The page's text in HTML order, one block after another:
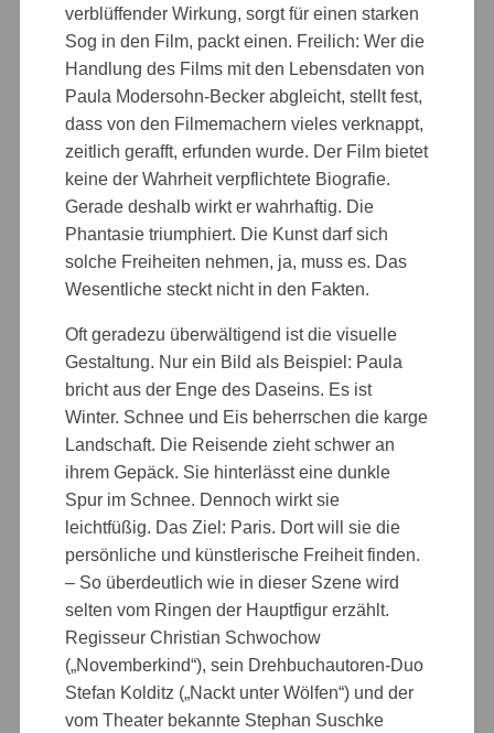
verblüffender Wirkung, sorgt für einen starken
Sog in den Film, packt einen. Freilich: Wer die
Handlung des Films mit den Lebensdaten von
Paula Modersohn-Becker abgleicht, stellt fest,
dass von den Filmemachern vieles verknappt,
zeitlich gerafft, erfunden wurde. Der Film bietet
keine der Wahrheit verpflichtete Biografie.
Gerade deshalb wirkt er wahrhaftig. Die
Phantasie triumphiert. Die Kunst darf sich
solche Freiheiten nehmen, ja, muss es. Das
Wesentliche steckt nicht in den Fakten.
Oft geradezu überwältigend ist die visuelle
Gestaltung. Nur ein Bild als Beispiel: Paula
bricht aus der Enge des Daseins. Es ist
Winter. Schnee und Eis beherrschen die karge
Landschaft. Die Reisende zieht schwer an
ihrem Gepäck. Sie hinterlässt eine dunkle
Spur im Schnee. Dennoch wirkt sie
leichtfüßig. Das Ziel: Paris. Dort will sie die
persönliche und künstlerische Freiheit finden.
– So überdeutlich wie in dieser Szene wird
selten vom Ringen der Hauptfigur erzählt.
Regisseur Christian Schwochow
(„Novemberkind“), sein Drehbuchautoren-Duo
Stefan Kolditz („Nackt unter Wölfen“) und der
vom Theater bekannte Stephan Suschke